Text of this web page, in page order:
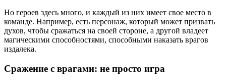
Но героев здесь много, и каждый из них имеет свое место в
команде. Например, есть персонаж, который может призвать
духов, чтобы сражаться на своей стороне, а другой владеет
магическими способностями, способными наказать врагов
издалека.
Сражение с врагами: не просто игра